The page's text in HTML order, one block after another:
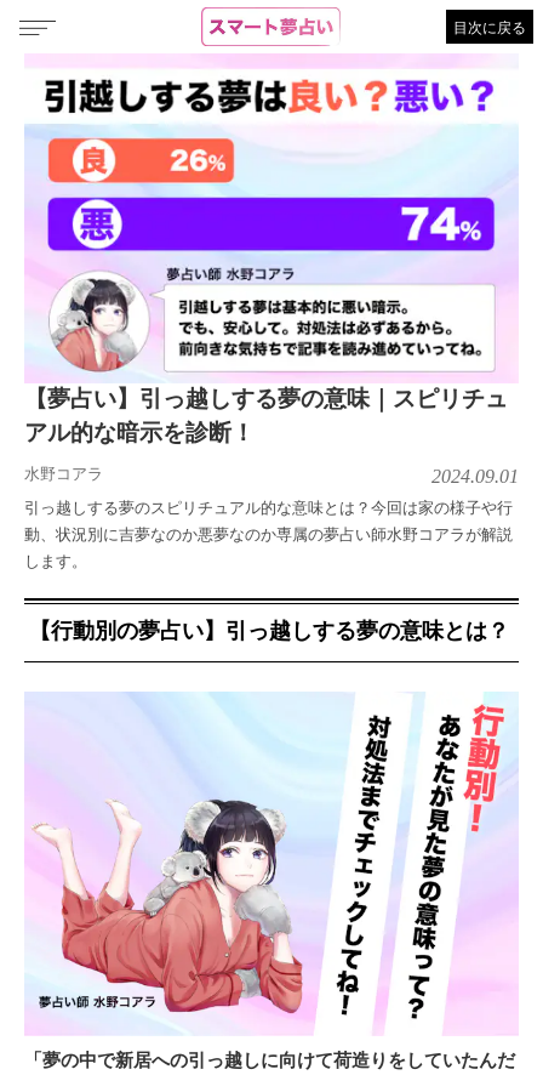
目次に戻る
【夢占い】引っ越しする夢の意味｜スピリチュ
アル的な暗示を診断！
水野コアラ 2024.09.01
引っ越しする夢のスピリチュアル的な意味とは？今回は家の様子や行
動、状況別に吉夢なのか悪夢なのか専属の夢占い師水野コアラが解説
します。
【行動別の夢占い】引っ越しする夢の意味とは？
「夢の中で新居への引っ越しに向けて荷造りをしていたんだ